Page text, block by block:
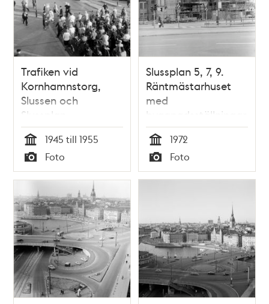
Trafiken vid
Kornhamnstorg,
Slussen och
Slussplan
Tid
1945 till 1955
Typ
Foto
Slussplan 5, 7, 9.
Räntmästarhuset
med
byggnadsställningar
Tid
1972
Typ
Foto